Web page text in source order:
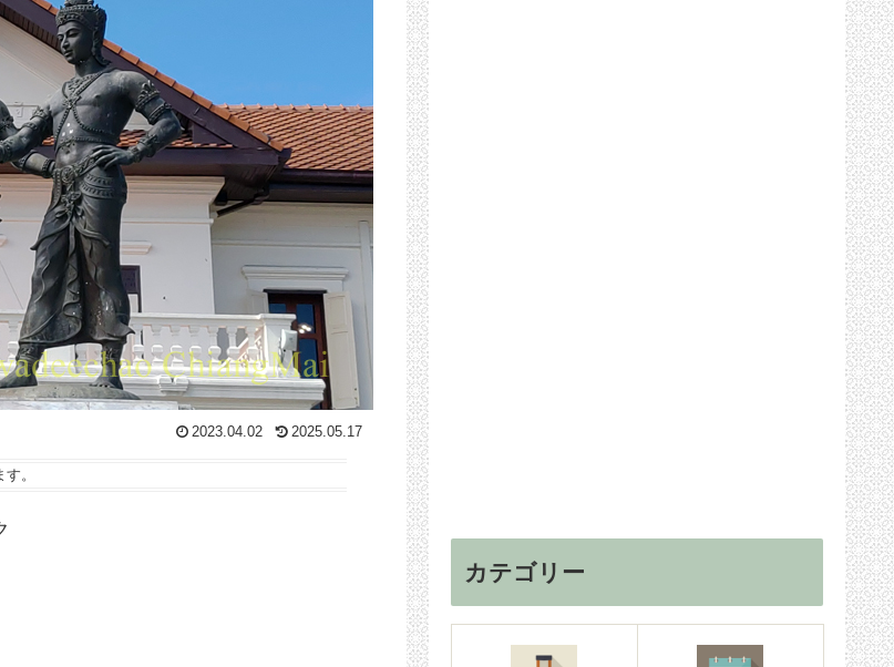
2023.04.02 2025.05.17
。
カテゴリー